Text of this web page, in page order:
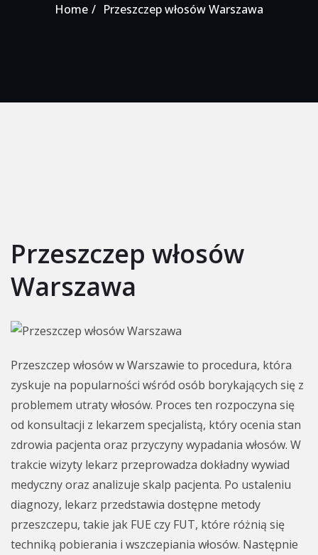
Home Przeszczep włosów Warszawa
Przeszczep włosów
Warszawa
Przeszczep włosów w Warszawie to procedura, która
zyskuje na popularności wśród osób borykających się z
problemem utraty włosów. Proces ten rozpoczyna się
od konsultacji z lekarzem specjalistą, który ocenia stan
zdrowia pacjenta oraz przyczyny wypadania włosów. W
trakcie wizyty lekarz przeprowadza dokładny wywiad
medyczny oraz analizuje skalp pacjenta. Po ustaleniu
diagnozy, lekarz przedstawia dostępne metody
przeszczepu, takie jak FUE czy FUT, które różnią się
techniką pobierania i wszczepiania włosów. Następnie